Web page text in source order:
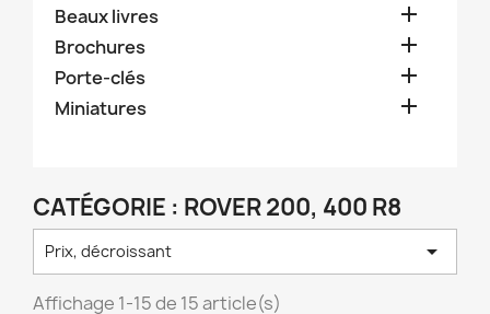
Beaux livres 
Brochures 
Porte-clés 
Miniatures 
CATÉGORIE : ROVER 200, 400 R8
Prix, décroissant 
Affichage 1-15 de 15 article(s)